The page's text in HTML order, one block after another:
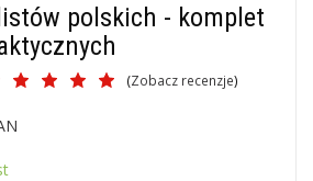
polskich - komplet
(Zobacz recenzje)